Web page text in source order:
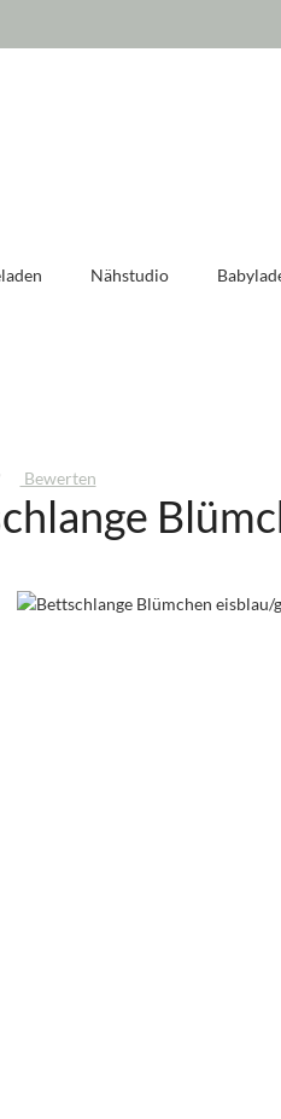
Nähstudio
Bewertung von 0 von 5 Sternen
Bewerten